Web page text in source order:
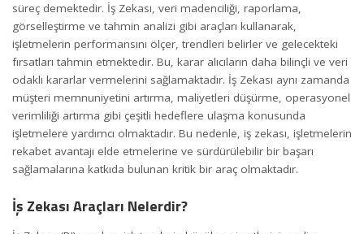
süreç demektedir. İş Zekası, veri madenciliği, raporlama,
görselleştirme ve tahmin analizi gibi araçları kullanarak,
işletmelerin performansını ölçer, trendleri belirler ve gelecekteki
fırsatları tahmin etmektedir. Bu, karar alıcıların daha bilinçli ve veri
odaklı kararlar vermelerini sağlamaktadır. İş Zekası aynı zamanda
müşteri memnuniyetini artırma, maliyetleri düşürme, operasyonel
verimliliği artırma gibi çeşitli hedeflere ulaşma konusunda
işletmelere yardımcı olmaktadır. Bu nedenle, iş zekası, işletmelerin
rekabet avantajı elde etmelerine ve sürdürülebilir bir başarı
sağlamalarına katkıda bulunan kritik bir araç olmaktadır.
İş Zekası Araçları Nelerdir?